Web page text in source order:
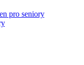
pro seniory